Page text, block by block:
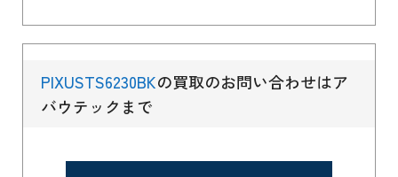
PIXUSTS6230BKの買取のお問い合わせはア
バウテックまで